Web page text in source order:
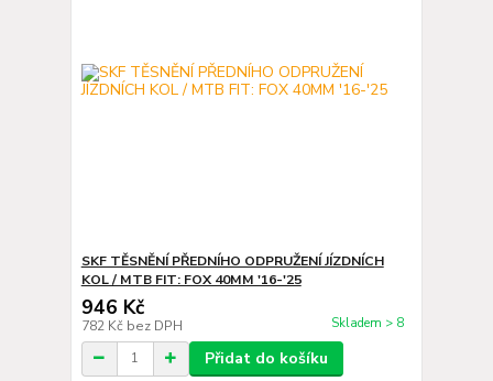
SKF TĚSNĚNÍ PŘEDNÍHO ODPRUŽENÍ JÍZDNÍCH
KOL / MTB FIT: FOX 40MM '16-'25
946 Kč
782 Kč bez DPH Skladem > 8
Přidat do košíku